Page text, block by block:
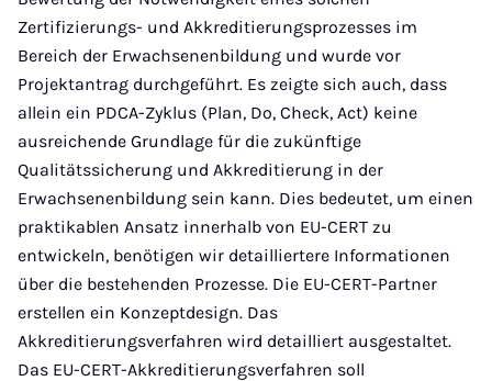
Zertifizierungs- und Akkreditierungsprozesses im
Bereich der Erwachsenenbildung und wurde vor
Projektantrag durchgeführt. Es zeigte sich auch, dass
allein ein PDCA-Zyklus (Plan, Do, Check, Act) keine
ausreichende Grundlage für die zukünftige
Qualitätssicherung und Akkreditierung in der
Erwachsenenbildung sein kann. Dies bedeutet, um einen
praktikablen Ansatz innerhalb von EU-CERT zu
entwickeln, benötigen wir detailliertere Informationen
über die bestehenden Prozesse. Die EU-CERT-Partner
erstellen ein Konzeptdesign. Das
Akkreditierungsverfahren wird detailliert ausgestaltet.
Das EU-CERT-Akkreditierungsverfahren soll